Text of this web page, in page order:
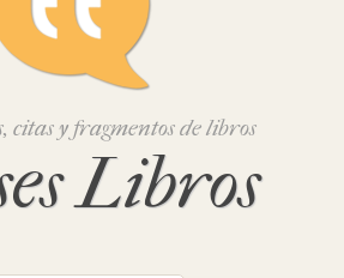
citas y fragmentos de libros
Libros